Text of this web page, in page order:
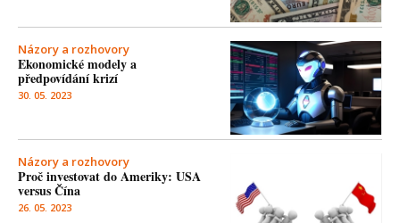
Názory a rozhovory
Ekonomické modely a
předpovídání krizí
30. 05. 2023
Názory a rozhovory
Proč investovat do Ameriky: USA
versus Čína
26. 05. 2023